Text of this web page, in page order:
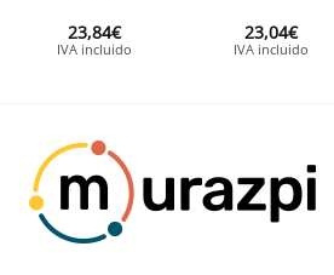
23,84€
IVA incluido
23,04€
IVA incluido